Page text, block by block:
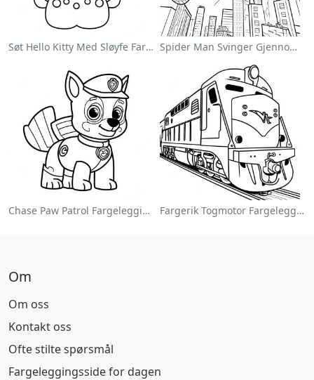
Søt Hello Kitty Med Sløyfe Fargeleggingsside Spider Man Svinger Gjennom Byen Fargeleggingsside
Chase Paw Patrol Fargeleggingsside Fargerik Togmotor Fargeleggingsside
Om
Om oss
Kontakt oss
Ofte stilte spørsmål
Fargeleggingsside for dagen